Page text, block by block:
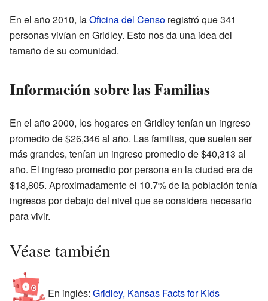
En el año 2010, laOficina del Censo registró que 341
personas vivían en Gridley. Esto nos da una idea del
tamaño de su comunidad.
Información sobre las Familias
En el año 2000, los hogares en Gridley tenían un ingreso
promedio de $26,346 al año. Las familias, que suelen ser
más grandes, tenían un ingreso promedio de $40,313 al
año. El ingreso promedio por persona en la ciudad era de
$18,805. Aproximadamente el 10.7% de la población tenía
ingresos por debajo del nivel que se considera necesario
para vivir.
Véase también
En inglés: Gridley, Kansas Facts for Kids